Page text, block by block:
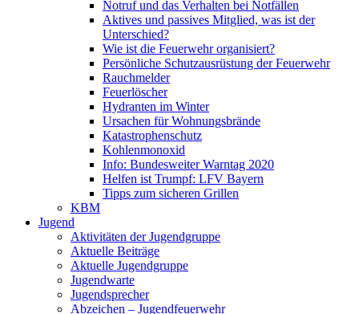
Notruf und das Verhalten bei Notfällen
Aktives und passives Mitglied, was ist der
Unterschied?
Wie ist die Feuerwehr organisiert?
Persönliche Schutzausrüstung der Feuerwehr
Rauchmelder
Feuerlöscher
Hydranten im Winter
Ursachen für Wohnungsbrände
Katastrophenschutz
Kohlenmonoxid
Info: Bundesweiter Warntag 2020
Helfen ist Trumpf: LFV Bayern
Tipps zum sicheren Grillen
KBM
Jugend
Aktivitäten der Jugendgruppe
Aktuelle Beiträge
Aktuelle Jugendgruppe
Jugendwarte
Jugendsprecher
Abzeichen – Jugendfeuerwehr